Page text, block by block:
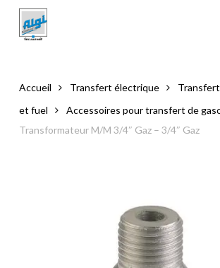
main
Accueil Transfert électrique
et fuel
Accessoires pour transfert de
Transformateur M/M 3/4″ Gaz – 3/4″ Gaz